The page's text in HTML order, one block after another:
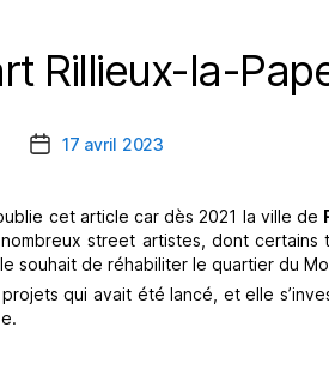
Catégories
Rillieux-la-
Date17 avril 2023
cet article car dès 2021 la ville de
street artistes, dont certains
souhait de réhabiliter le quartier du
qui avait été lancé, et elle